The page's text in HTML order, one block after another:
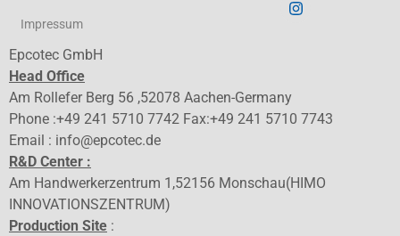
Impressum
Epcotec GmbH
Head Office
Am Rollefer Berg 56 ,52078 Aachen-Germany
Phone :+49 241 5710 7742 Fax:+49 241 5710 7743
Email : info@epcotec.de
R&D Center :
Am Handwerkerzentrum 1,52156 Monschau(HIMO
INNOVATIONSZENTRUM)
Production Site :